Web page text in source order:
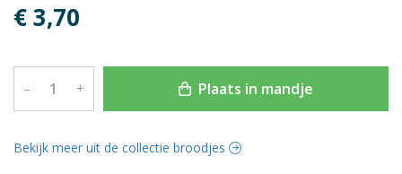
€ 3,70
– + Plaats in mandje
Bekijk meer uit de collectie broodjes